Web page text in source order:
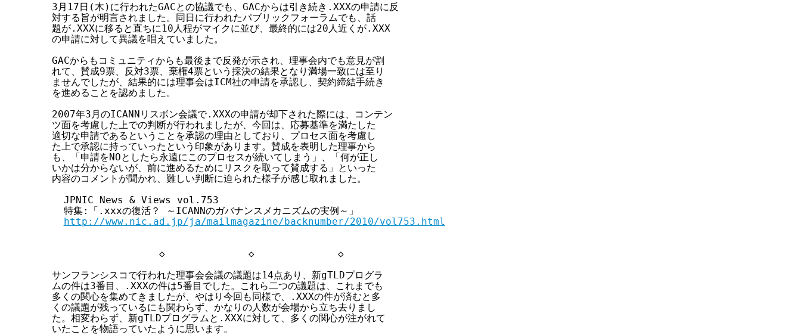
3月17日(木)に行われたGACとの協議でも、GACからは引き続き.XXXの申請に反
対する旨が明言されました。同日に行われたパブリックフォーラムでも、話
題が.XXXに移ると直ちに10人程がマイクに並び、最終的には20人近くが.XXX
の申請に対して異議を唱えていました。
GACからもコミュニティからも最後まで反発が示され、理事会内でも意見が割
れて、賛成9票、反対3票、棄権4票という採決の結果となり満場一致には至り
ませんでしたが、結果的には理事会はICM社の申請を承認し、契約締結手続き
を進めることを認めました。
2007年3月のICANNリスボン会議で.XXXの申請が却下された際には、コンテン
ツ面を考慮した上での判断が行われましたが、今回は、応募基準を満たした
適切な申請であるということを承認の理由としており、プロセス面を考慮し
た上で承認に持っていったという印象があります。賛成を表明した理事から
も、「申請をNOとしたら永遠にこのプロセスが続いてしまう」、「何が正し
いかは分からないが、前に進めるためにリスクを取って賛成する」といった
内容のコメントが聞かれ、難しい判断に迫られた様子が感じ取れました。
  JPNIC News & Views vol.753
  特集:「.xxxの復活？ ～ICANNのガバナンスメカニズムの実例～」
http://www.nic.ad.jp/ja/mailmagazine/backnumber/2010/vol753.html
                  ◇              ◇              ◇
サンフランシスコで行われた理事会会議の議題は14点あり、新gTLDプログラ
ムの件は3番目、.XXXの件は5番目でした。これら二つの議題は、これまでも
多くの関心を集めてきましたが、やはり今回も同様で、.XXXの件が済むと多
くの議題が残っているにも関わらず、かなりの人数が会場から立ち去りまし
た。相変わらず、新gTLDプログラムと.XXXに対して、多くの関心が注がれて
いたことを物語っていたように思います。